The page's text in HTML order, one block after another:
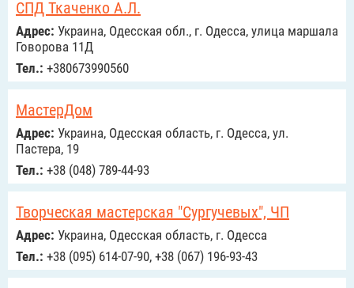
СПД Ткаченко А.Л.
Адрес: Украина, Одесская обл., г. Одесса, улица маршала
Говорова 11Д
Тел.: +380673990560
МастерДом
Адрес: Украина, Одесская область, г. Одесса, ул.
Пастера, 19
Тел.: +38 (048) 789-44-93
Творческая мастерская "Сургучевых", ЧП
Адрес: Украина, Одесская область, г. Одесса
Тел.: +38 (095) 614-07-90, +38 (067) 196-93-43